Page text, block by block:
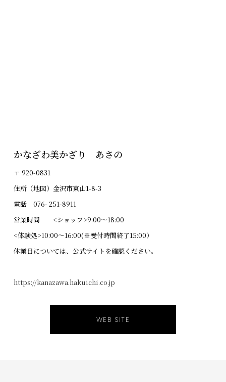
かなざわ美かざり あさの
〒 920-0831
住所（地図）金沢市東山1-8-3
電話 076- 251-8911
営業時間 <ショップ>9:00～18:00
<体験処>10:00～16:00(※受付時間終了15:00）
休業日については、公式サイトを確認ください。
https://kanazawa.hakuichi.co.jp
WEB SITE